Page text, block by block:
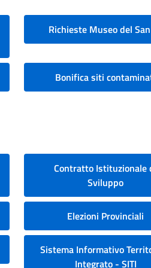
Richieste Museo del
Bonifica siti
Contratto Istituzionale
Sviluppo
Elezioni Provinciali
Sistema Informativo
Integrato - SITI